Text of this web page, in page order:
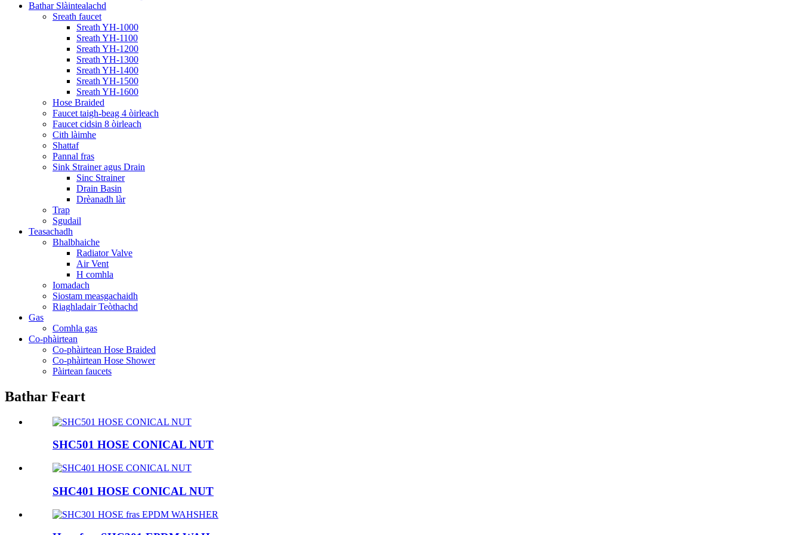
Bathar Slàintealachd
Sreath faucet
Sreath YH-1000
Sreath YH-1100
Sreath YH-1200
Sreath YH-1300
Sreath YH-1400
Sreath YH-1500
Sreath YH-1600
Hose Braided
Faucet taigh-beag 4 òirleach
Faucet cidsin 8 òirleach
Cith làimhe
Shattaf
Pannal fras
Sink Strainer agus Drain
Sinc Strainer
Drain Basin
Drèanadh làr
Trap
Sgudail
Teasachadh
Bhalbhaiche
Radiator Valve
Air Vent
H comhla
Iomadach
Siostam measgachaidh
Riaghladair Teòthachd
Gas
Comhla gas
Co-phàirtean
Co-phàirtean Hose Braided
Co-phàirtean Hose Shower
Pàirtean faucets
Bathar Feart
SHC501 HOSE CONICAL NUT
SHC401 HOSE CONICAL NUT